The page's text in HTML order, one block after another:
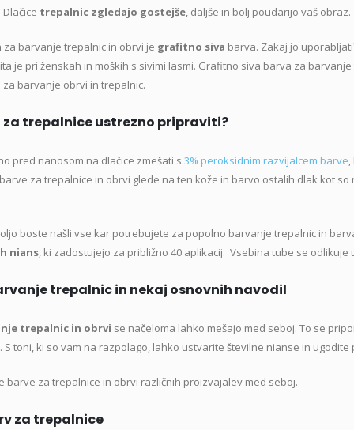
trepalnic zgledajo gostejše, daljše in bolj poudarijo vaš obraz.
za barvanje trepalnic in obrvi je grafitno siva barva. Zakaj jo
je pri ženskah in moških s sivimi lasmi. Grafitno siva barva za
barvanje obrvi in trepalnic.
za trepalnice ustrezno pripraviti?
pred nanosom na dlačice zmešati s 3% peroksidnim razvijalcem barve
za trepalnice in obrvi glede na ten kože in barvo ostalih dlak kot
boste našli vse kar potrebujete za popolno barvanje trepalnic in
nians, ki zadostujejo za približno 40 aplikacij. Vsebina tube se
trepalnic in nekaj osnovnih navodil
trepalnic in obrvi se načeloma lahko mešajo med seboj. To se
S toni, ki so vam na razpolago, lahko ustvarite številne nianse in
barve za trepalnice in obrvi različnih proizvajalev med seboj.
za trepalnice
cena
je
bila:
cena
je:
136,50 €.
za popolno nego obraza in
€ Izvirna
je
bila:
97,68€Trenutna
je:
97,68 €.
z DDV
cena
je
74,70 €.
cena
je: